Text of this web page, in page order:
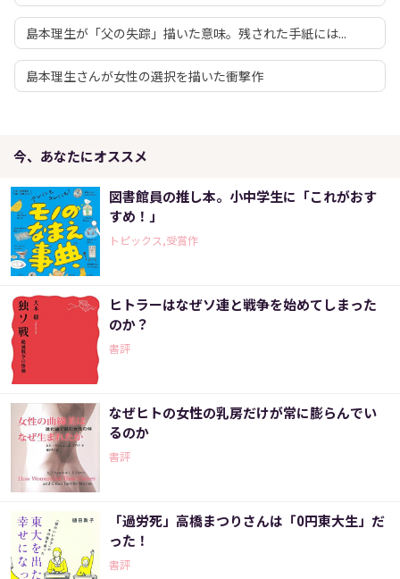
島本理生が「父の失踪」描いた意味。残された手紙には...
島本理生さんが女性の選択を描いた衝撃作
今、あなたにオススメ
図書館員の推し本。小中学生に「これがおす
すめ！」
トピックス,受賞作
ヒトラーはなぜソ連と戦争を始めてしまった
のか？
書評
なぜヒトの女性の乳房だけが常に膨らんでい
るのか
書評
「過労死」高橋まつりさんは「0円東大生」だ
った！
書評